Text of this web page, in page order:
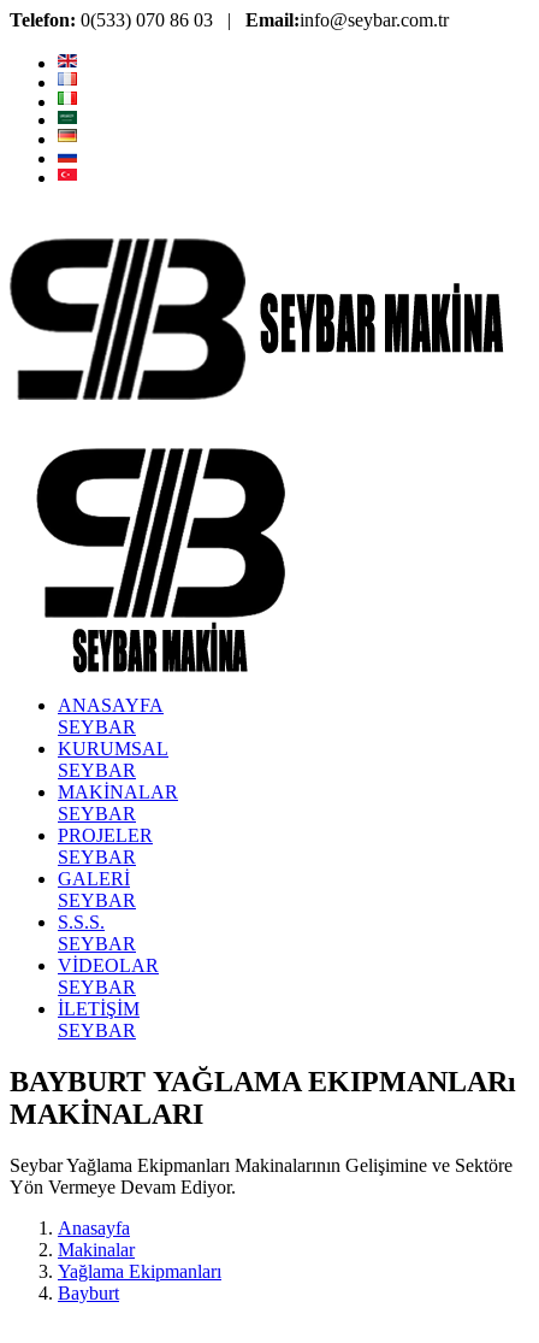
Telefon: 0(533) 070 86 03 | Email:info@seybar.com.tr
ANASAYFA
SEYBAR
KURUMSAL
SEYBAR
MAKİNALAR
SEYBAR
PROJELER
SEYBAR
GALERİ
SEYBAR
S.S.S.
SEYBAR
VİDEOLAR
SEYBAR
İLETİŞİM
SEYBAR
BAYBURT YAĞLAMA EKIPMANLARı
MAKİNALARI
Seybar Yağlama Ekipmanları Makinalarının Gelişimine ve Sektöre
Yön Vermeye Devam Ediyor.
Anasayfa
Makinalar
Yağlama Ekipmanları
Bayburt